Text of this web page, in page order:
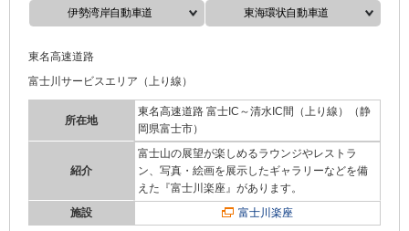
伊勢湾岸自動車道 東海環状自動車道
東名高速道路
富士川サービスエリア（上り線）
所在地
東名高速道路 富士IC～清水IC間（上り線）（静
岡県富士市）
紹介
富士山の展望が楽しめるラウンジやレストラ
ン、写真・絵画を展示したギャラリーなどを備
えた『富士川楽座』があります。
施設
富士川楽座